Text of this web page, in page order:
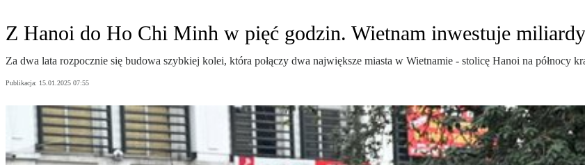
Z Hanoi do Ho Chi Minh w pięć godzin. Wietnam inwestuje
Za dwa lata rozpocznie się budowa szybkiej kolei, która połączy dwa największe miasta w Wietnamie - stolicę Hanoi na północy
Publikacja: 15.01.2025 07:55